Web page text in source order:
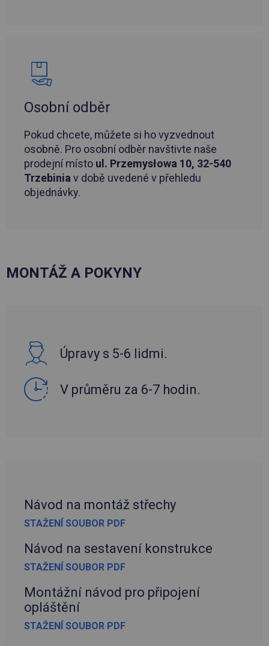
Osobní odběr
Pokud chcete, můžete si ho vyzvednout
osobně. Pro osobní odběr navštivte naše
prodejní místo ul. Przemysłowa 10, 32-540
Trzebiniav době uvedené v přehledu
objednávky.
MONTÁŽ A POKYNY
Úpravy s 5-6 lidmi.
V průměru za 6-7 hodin.
Návod na montáž střechy
STAŽENÍ SOUBOR PDF
Návod na sestavení konstrukce
STAŽENÍ SOUBOR PDF
Montážní návod pro připojení
opláštění
STAŽENÍ SOUBOR PDF